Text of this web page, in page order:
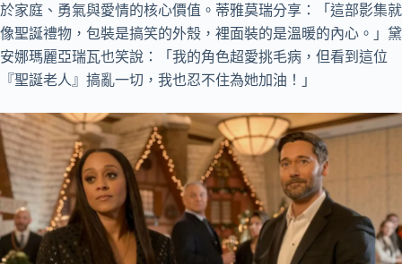
於家庭、勇氣與愛情的核心價值。蒂雅莫瑞分享：「這部影集就
像聖誕禮物，包裝是搞笑的外殼，裡面裝的是溫暖的內心。」黛
安娜瑪麗亞瑞瓦也笑說：「我的角色超愛挑毛病，但看到這位
『聖誕老人』搞亂一切，我也忍不住為她加油！」